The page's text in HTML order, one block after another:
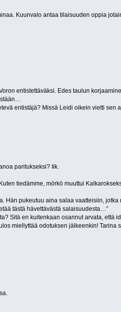
Kuunvalo antaa tilaisuuden oppia
entistettäväksi. Edes taulun
entistäjä? Missä Leidi oikein vietti
paritukseksi? Iik.
tiedämme, mörkö muuttui
Hän pukeutuu aina salaa vaatteisiin,
tästä hävettävästä salaisuudesta…”
Sitä en kuitenkaan osannut arvata, että
miellyttää odotuksen jälkeenkin! Tarina